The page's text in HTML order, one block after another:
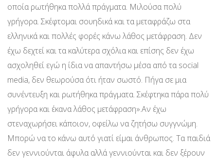
οποία ρωτήθηκα πολλά πράγματα. Μιλούσα πολύ
γρήγορα. Σκέφτομαι σουηδικά και τα μεταφράζω στα
ελληνικά και πολλές φορές κάνω λάθος μετάφραση. Δεν
έχω δεχτεί και τα καλύτερα σχόλια και επίσης δεν έχω
ασχοληθεί εγώ η ίδια να απαντήσω μέσα από τα social
media, δεν θεωρούσα ότι ήταν σωστό. Πήγα σε μια
συνέντευξη και ρωτήθηκα πράγματα. Σκέφτηκα πάρα πολύ
γρήγορα και έκανα λάθος μετάφραση».Αν έχω
στεναχωρήσει κάποιον, οφείλω να ζητήσω συγγνώμη.
Μπορώ να το κάνω αυτό γιατί είμαι άνθρωπος. Τα παιδιά
δεν γεννιούνται άφυλα αλλά γεννιούνται και δεν ξέρουν